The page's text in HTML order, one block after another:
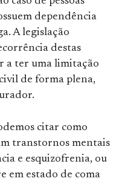
dependência
A legislação
destas
a ter uma limitação
de forma plena,
citar como
transtornos mentais
e esquizofrenia, ou
em estado de coma